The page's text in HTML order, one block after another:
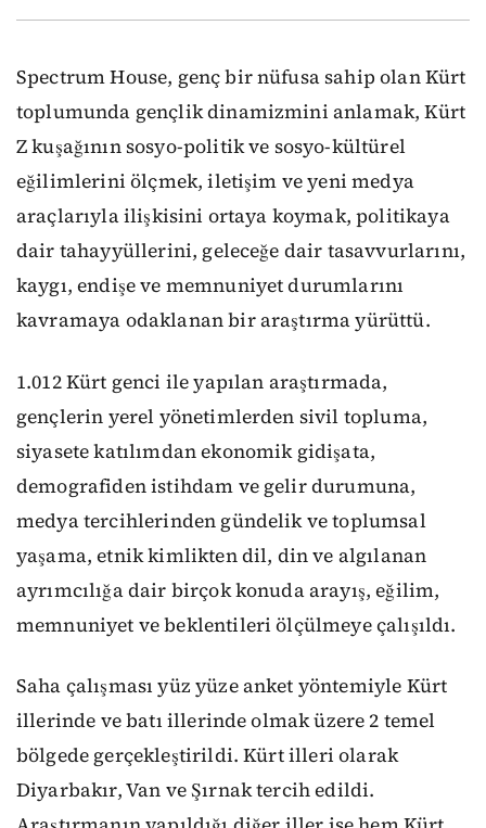
Spectrum House, genç bir nüfusa sahip olan Kürt
toplumunda gençlik dinamizmini anlamak, Kürt
Z kuşağının sosyo-politik ve sosyo-kültürel
eğilimlerini ölçmek, iletişim ve yeni medya
araçlarıyla ilişkisini ortaya koymak, politikaya
dair tahayyüllerini, geleceğe dair tasavvurlarını,
kaygı, endişe ve memnuniyet durumlarını
kavramaya odaklanan bir araştırma yürüttü.
1.012 Kürt genci ile yapılan araştırmada,
gençlerin yerel yönetimlerden sivil topluma,
siyasete katılımdan ekonomik gidişata,
demografiden istihdam ve gelir durumuna,
medya tercihlerinden gündelik ve toplumsal
yaşama, etnik kimlikten dil, din ve algılanan
ayrımcılığa dair birçok konuda arayış, eğilim,
memnuniyet ve beklentileri ölçülmeye çalışıldı.
Saha çalışması yüz yüze anket yöntemiyle Kürt
illerinde ve batı illerinde olmak üzere 2 temel
bölgede gerçekleştirildi. Kürt illeri olarak
Diyarbakır, Van ve Şırnak tercih edildi.